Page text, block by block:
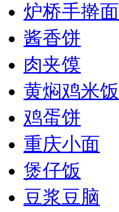
炉桥手擀面
酱香饼
肉夹馍
黄焖鸡米饭
鸡蛋饼
重庆小面
煲仔饭
豆浆豆脑